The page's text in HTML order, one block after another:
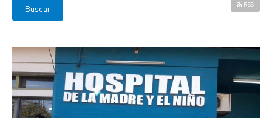
RSS